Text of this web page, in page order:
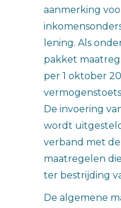
aanmerking
lening. Als
pakket
per 1 oktober
De invoering
wordt
verband met
maatregelen
ter bestrijding
De algemene